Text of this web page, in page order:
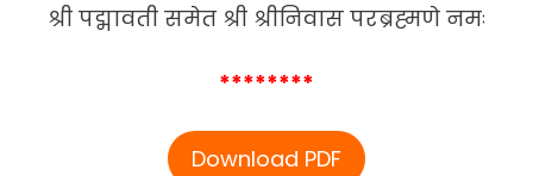
श्री पद्मावती समेत श्री श्रीनिवास परब्रह्मणे नमः
********
Download PDF